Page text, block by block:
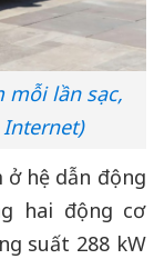
mỗi lần sạc,
ở hệ dẫn động
hai động cơ
suất 288 kW